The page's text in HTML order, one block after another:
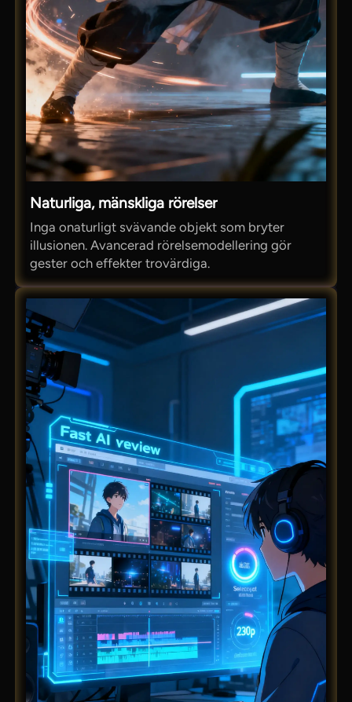
Naturliga, mänskliga rörelser
Inga onaturligt svävande objekt som bryter
illusionen. Avancerad rörelsemodellering gör
gester och effekter trovärdiga.